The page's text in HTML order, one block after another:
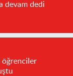
devam dedi
öğrenciler